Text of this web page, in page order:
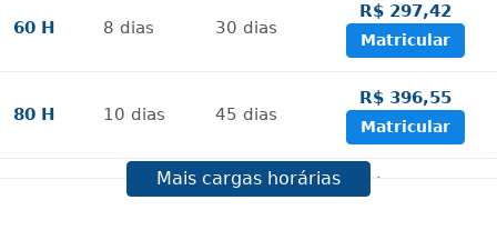
60 H 8 dias 30 dias
R$ 297,42
Matricular
80 H 10 dias 45 dias
R$ 396,55
Matricular
dias 45dias
R$ 495,69
Mais cargas horárias